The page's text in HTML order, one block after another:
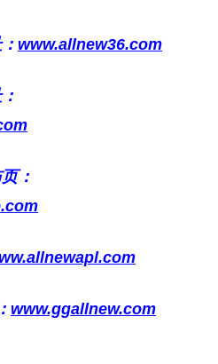
www.allnew36.com
：
www.ggallnew.com